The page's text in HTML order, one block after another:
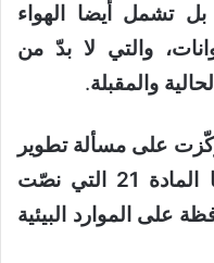
تشمل أيضا الهواء
والتي لا بدّ من
والمقبلة.
على مسألة تطوير
قواعد القانون الدولي ولاسيما المادة 21 التي نصّت
على الموارد البيئية